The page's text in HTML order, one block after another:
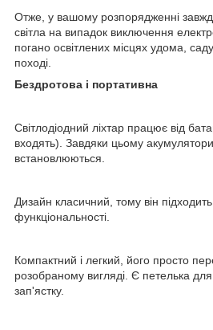
Отже, у вашому розпорядженні
світла на випадок виключення
погано освітлених місцях удома,
поході.
Бездротова і портативна
Світлодіодний ліхтар працює від
входять). Завдяки цьому
встановлюються.
Дизайн класичний, тому він
функціональності.
Компактний і легкий, його просто
розобраному вигляді. Є петелька
зап'ястку.